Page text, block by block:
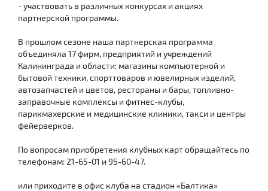
- участвовать в различных конкурсах и акциях
партнерской программы.
В прошлом сезоне наша партнерская программа
объединяла 17 фирм, предприятий и учреждений
Калининграда и области: магазины компьютерной и
бытовой техники, спорттоваров и ювелирных изделий,
автозапчастей и цветов, рестораны и бары, топливно-
заправочные комплексы и фитнес-клубы,
парикмахерские и медицинские клиники, такси и центры
фейерверков.
По вопросам приобретения клубных карт обращайтесь по
телефонам: 21-65-01 и 95-60-47.
или приходите в офис клуба на стадион «Балтика»